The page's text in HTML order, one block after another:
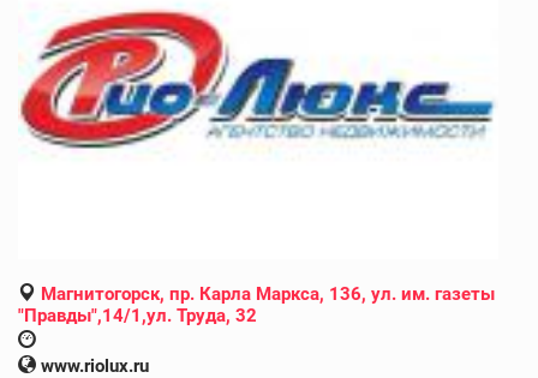
Магнитогорск, пр. Карла Маркса, 136, ул. им. газеты
"Правды",14/1,ул. Труда, 32
www.riolux.ru